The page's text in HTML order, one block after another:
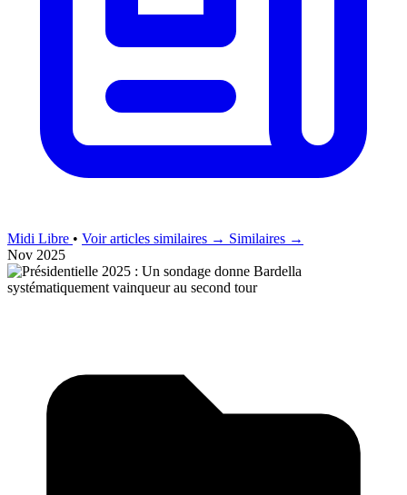
Midi Libre • Voir articles similaires → Similaires →
Nov 2025